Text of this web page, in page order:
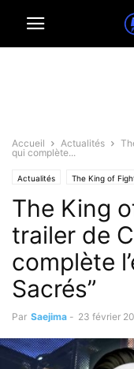
Accueil Actualités
qui complète...
Actualités The King of
The King
trailer de
complète
Sacrés”
Par Saejima - 23 février